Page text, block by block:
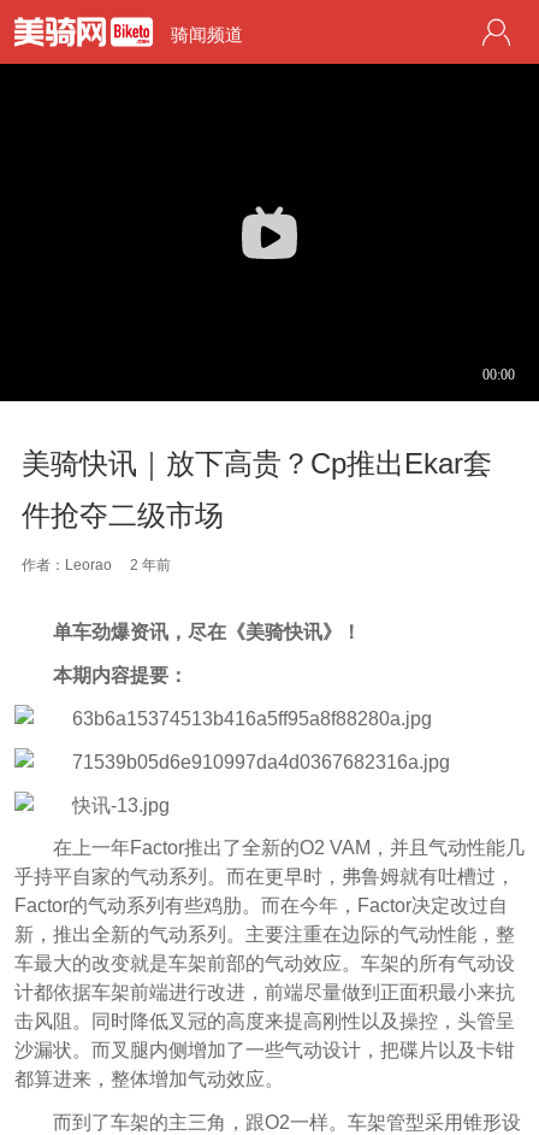
骑闻频道
美骑快讯｜放下高贵？Cp推出Ekar套
件抢夺二级市场
作者：Leorao 2 年前
单车劲爆资讯，尽在《美骑快讯》！
本期内容提要：
在上一年Factor推出了全新的O2 VAM，并且气动性能几
乎持平自家的气动系列。而在更早时，弗鲁姆就有吐槽过，
Factor的气动系列有些鸡肋。而在今年，Factor决定改过自
新，推出全新的气动系列。主要注重在边际的气动性能，整
车最大的改变就是车架前部的气动效应。车架的所有气动设
计都依据车架前端进行改进，前端尽量做到正面积最小来抗
击风阻。同时降低叉冠的高度来提高刚性以及操控，头管呈
沙漏状。而叉腿内侧增加了一些气动设计，把碟片以及卡钳
都算进来，整体增加气动效应。
而到了车架的主三角，跟O2一样。车架管型采用锥形设